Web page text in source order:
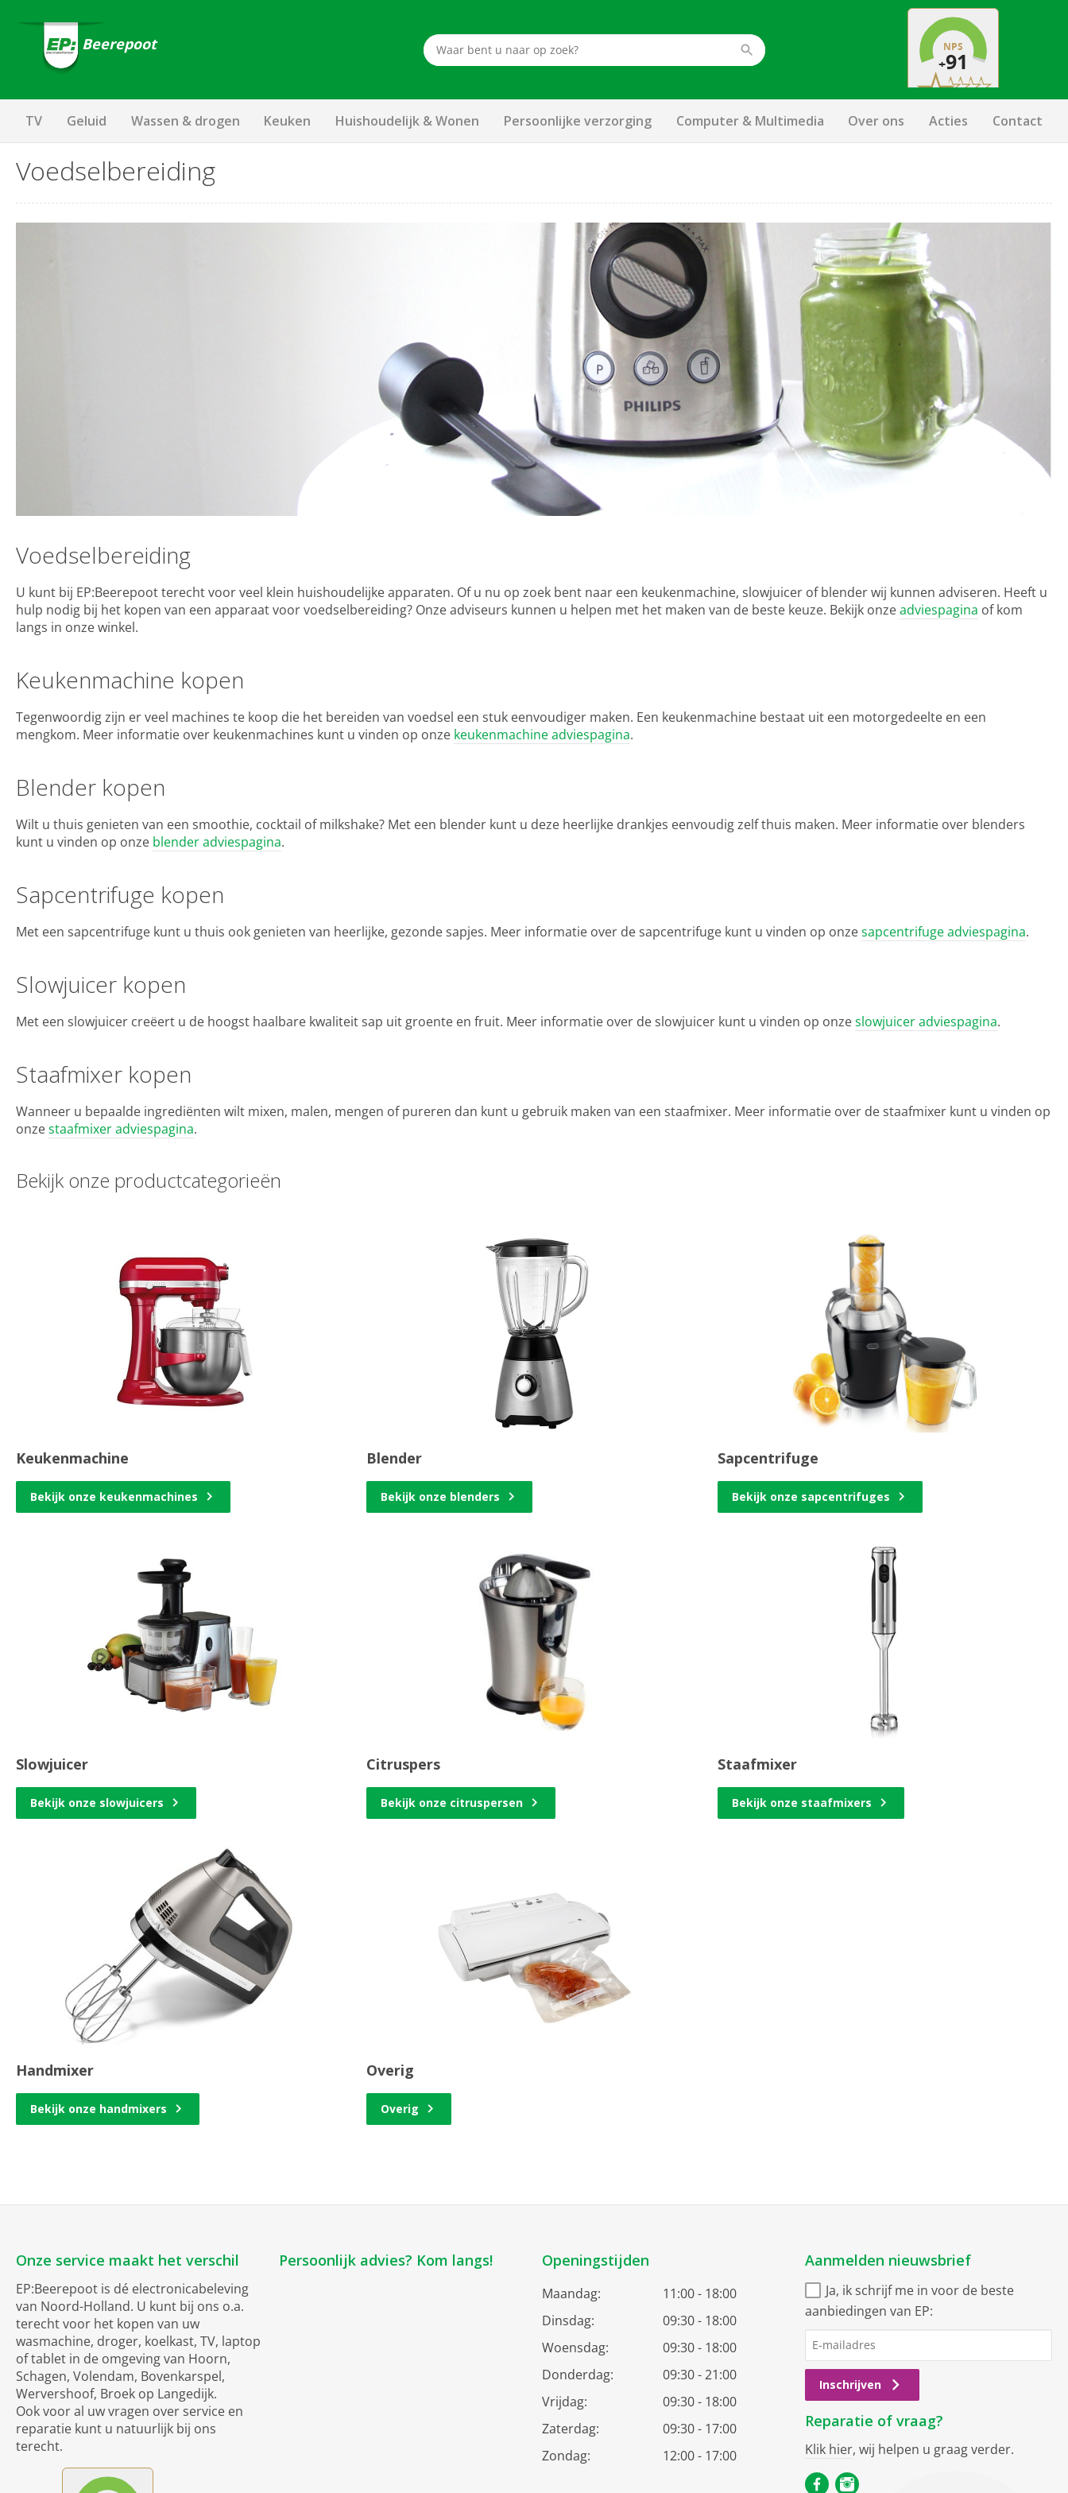
Beerepoot
TV Geluid Wassen & drogen Keuken Huishoudelijk & Wonen Persoonlijke verzorging Computer & Multimedia Over ons Acties Contact
Voedselbereiding
Voedselbereiding
U kunt bij EP:Beerepoot terecht voor veel klein huishoudelijke apparaten. Of u nu op zoek bent naar een keukenmachine, slowjuicer of blender wij kunnen adviseren. Heeft u
hulp nodig bij het kopen van een apparaat voor voedselbereiding? Onze adviseurs kunnen u helpen met het maken van de beste keuze. Bekijk onzeadviespagina of kom
langs in onze winkel.
Keukenmachine kopen
Tegenwoordig zijn er veel machines te koop die het bereiden van voedsel een stuk eenvoudiger maken. Een keukenmachine bestaat uit een motorgedeelte en een
mengkom. Meer informatie over keukenmachines kunt u vinden op onze keukenmachine adviespagina.
Blender kopen
Wilt u thuis genieten van een smoothie, cocktail of milkshake? Met een blender kunt u deze heerlijke drankjes eenvoudig zelf thuis maken. Meer informatie over blenders
kunt u vinden op onze blender adviespagina.
Sapcentrifuge kopen
Met een sapcentrifuge kunt u thuis ook genieten van heerlijke, gezonde sapjes. Meer informatie over de sapcentrifuge kunt u vinden op onzesapcentrifuge adviespagina.
Slowjuicer kopen
Met een slowjuicer creëert u de hoogst haalbare kwaliteit sap uit groente en fruit. Meer informatie over de slowjuicer kunt u vinden op onzeslowjuicer adviespagina.
Staafmixer kopen
Wanneer u bepaalde ingrediënten wilt mixen, malen, mengen of pureren dan kunt u gebruik maken van een staafmixer. Meer informatie over de staafmixer kunt u vinden op
onzestaafmixer adviespagina.
Bekijk onze productcategorieën
Keukenmachine
Bekijk onze keukenmachines
Blender
Bekijk onze blenders
Sapcentrifuge
Bekijk onze sapcentrifuges
Slowjuicer
Bekijk onze slowjuicers
Citruspers
Bekijk onze citruspersen
Staafmixer
Bekijk onze staafmixers
Handmixer
Bekijk onze handmixers
Overig
Overig
Onze service maakt het verschil
EP:Beerepoot is dé electronicabeleving
van Noord-Holland. U kunt bij ons o.a.
terecht voor het kopen van uw
wasmachine, droger, koelkast, TV, laptop
of tablet in de omgeving van Hoorn,
Schagen, Volendam, Bovenkarspel,
Wervershoof, Broek op Langedijk.
Ook voor al uw vragen over service en
reparatie kunt u natuurlijk bij ons
terecht.
Persoonlijk advies? Kom langs! Openingstijden
Maandag:
11:00 - 18:00
Dinsdag:
09:30 - 18:00
Woensdag:
09:30 - 18:00
Donderdag:
09:30 - 21:00
Vrijdag:
09:30 - 18:00
Zaterdag:
09:30 - 17:00
Zondag:
12:00 - 17:00
Aanmelden nieuwsbrief
Ja, ik schrijf me in voor de beste
aanbiedingen van EP:
Inschrijven
Reparatie of vraag?
Klik hier, wij helpen u graag verder.